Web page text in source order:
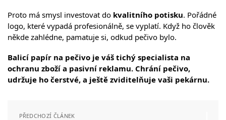
Proto má smysl investovat do kvalitního potisku. Pořádné
logo, které vypadá profesionálně, se vyplatí. Když ho člověk
někde zahlédne, pamatuje si, odkud pečivo bylo.
Balicí papír na pečivo je váš tichý specialista na
ochranu zboží a pasivní reklamu. Chrání pečivo,
udržuje ho čerstvé, a ještě zviditelňuje vaši pekárnu.
PŘEDCHOZÍ ČLÁNEK